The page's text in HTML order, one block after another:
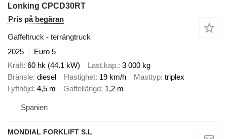
Lonking CPCD30RT
Pris på begäran
Gaffeltruck - terrängtruck
2025
Euro 5
Kraft 60 hk (44.1 kW) Last.kap. 3 000 kg
Bränsle diesel Hastighet 19 km/h Masttyp triplex
Lyfthöjd 4,5 m Gaffellängd 1,2 m
Spanien
MONDIAL FORKLIFT S.L